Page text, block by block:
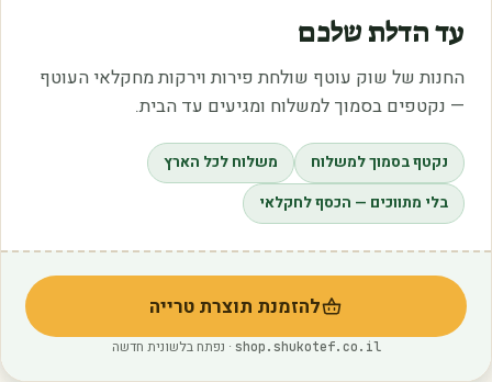
עד הדלת שלכם
החנות של שוק עוטף שולחת פירות וירקות מחקלאי העוטף
— נקטפים בסמוך למשלוח ומגיעים עד הבית.
נקטף בסמוך למשלוח
משלוח לכל הארץ
בלי מתווכים — הכסף לחקלאי
להזמנת תוצרת טרייה
(נפתח בלשונית חדשה)
shop.shukotef.co.il · נפתח בלשונית חדשה